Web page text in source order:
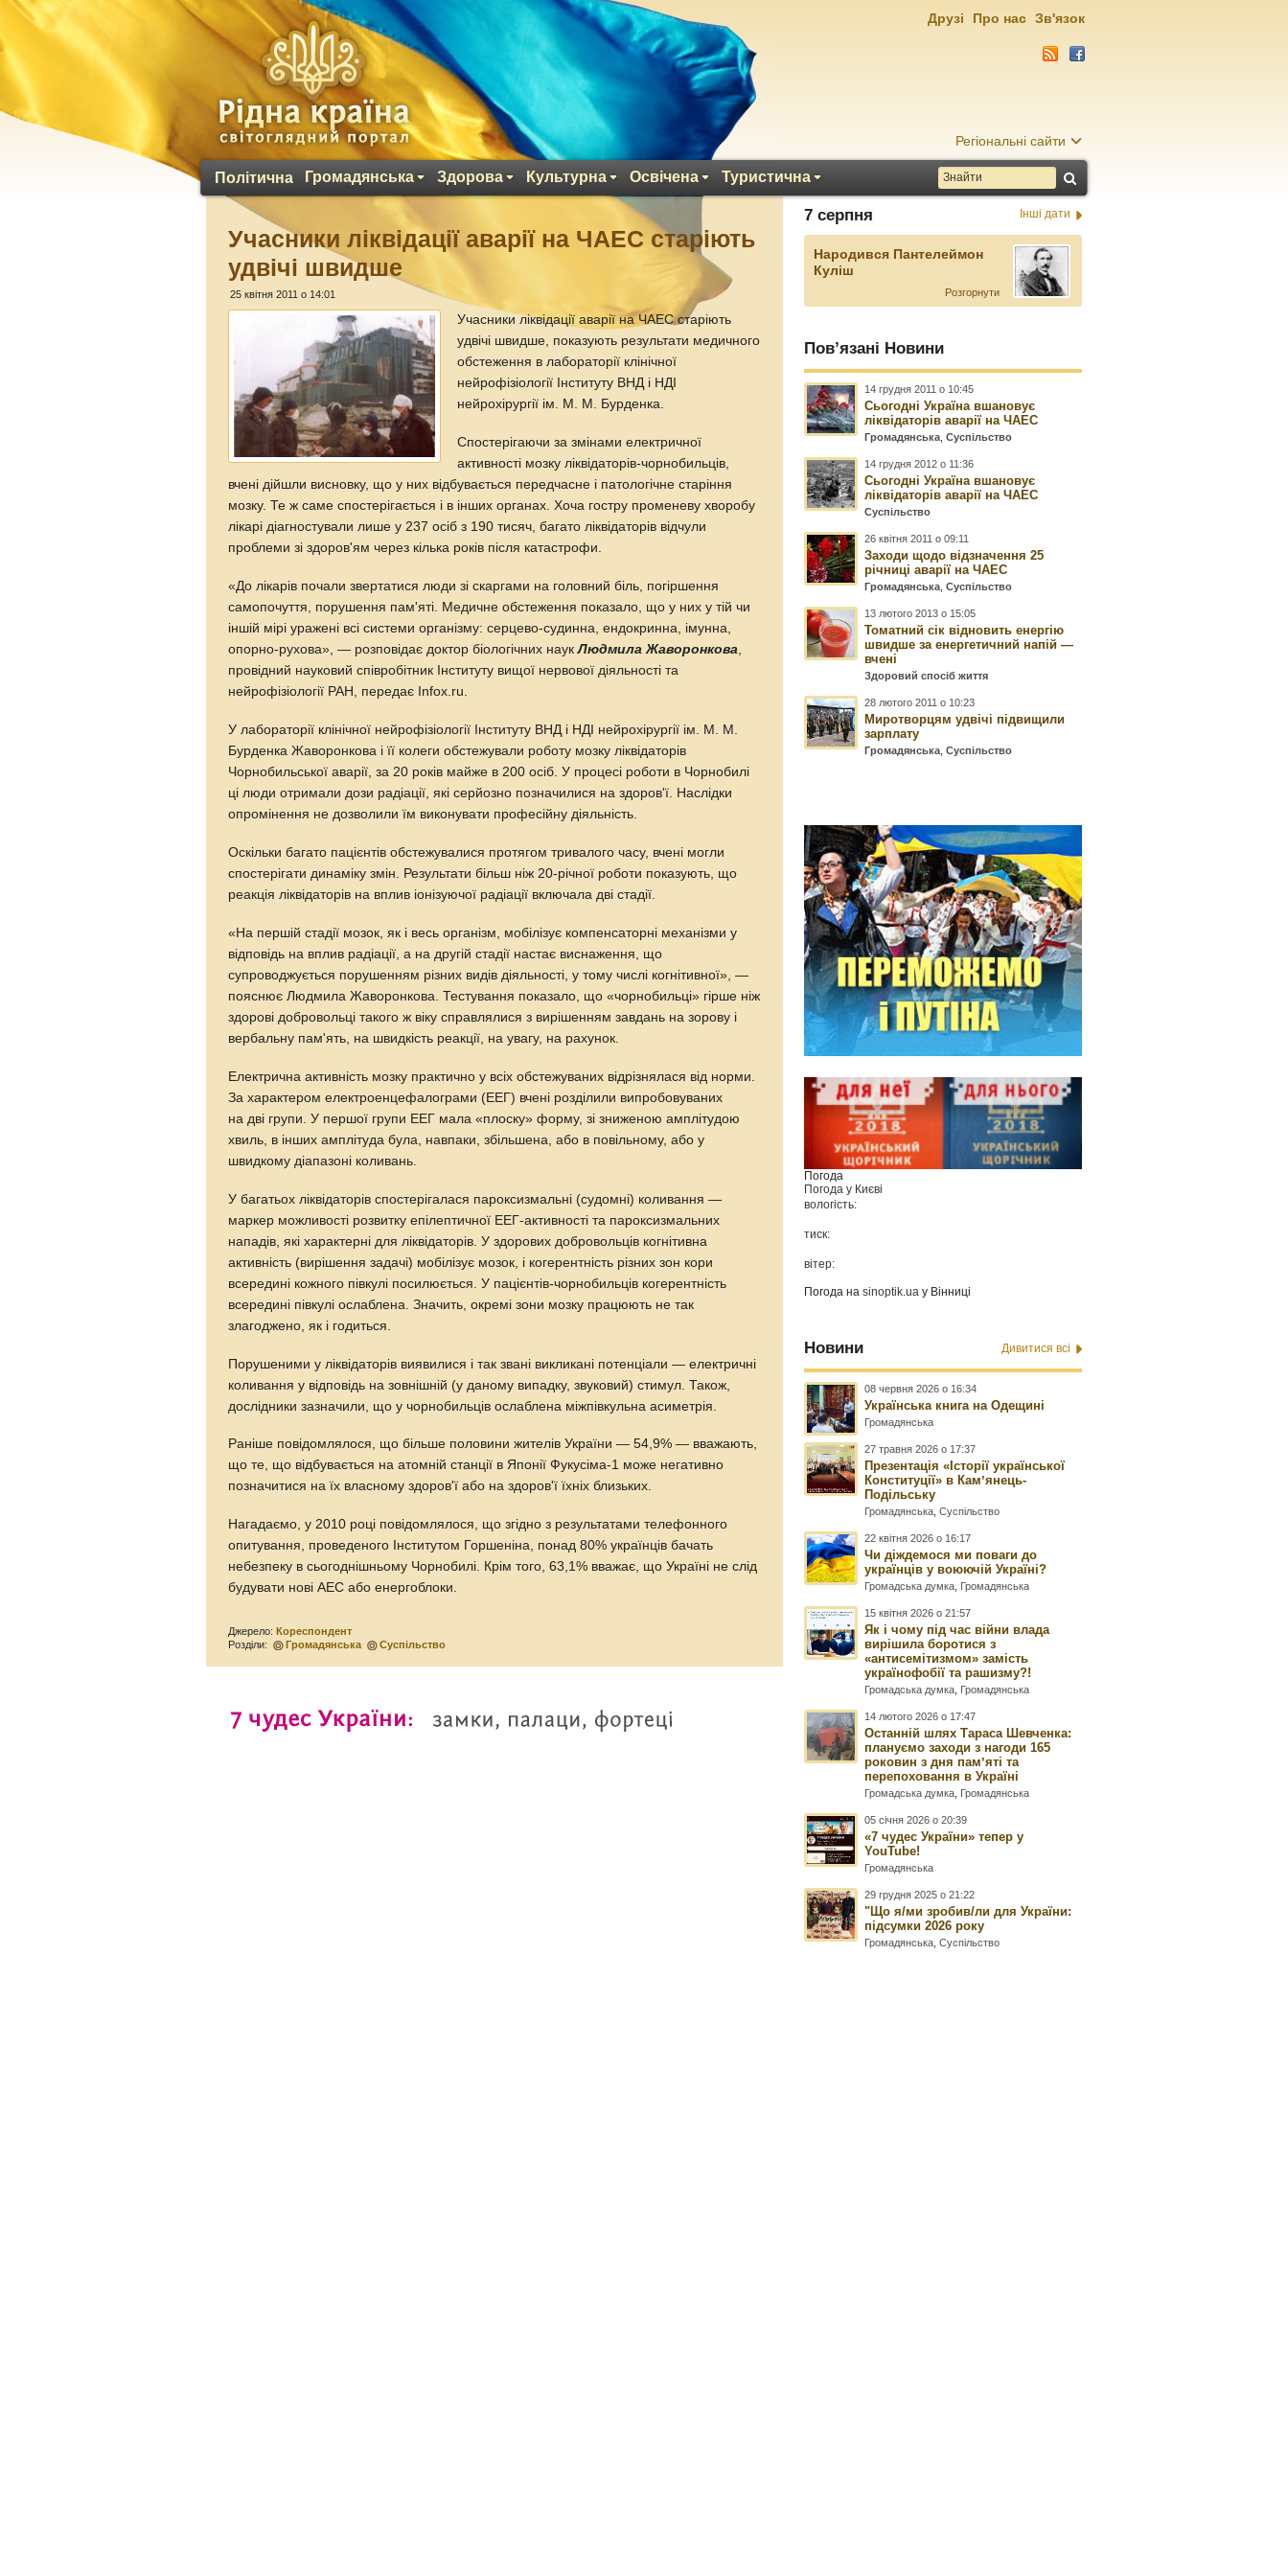
Регіональні сайти
Політична Громадянська Здорова Культурна Освічена Туристична
Друзі Про нас Зв'язок
Учасники ліквідації аварії на ЧАЕС старіють
удвічі швидше
25 квітня 2011 о 14:01
Учасники ліквідації аварії на ЧАЕС старіють
удвічі швидше, показують результати медичного
обстеження в лабораторії клінічної
нейрофізіології Інституту ВНД і НДІ
нейрохірургії ім. М. М. Бурденка.
Спостерігаючи за змінами електричної
активності мозку ліквідаторів-чорнобильців,
вчені дійшли висновку, що у них відбувається передчасне і патологічне старіння
мозку. Те ж саме спостерігається і в інших органах. Хоча гостру променеву хворобу
лікарі діагностували лише у 237 осіб з 190 тисяч, багато ліквідаторів відчули
проблеми зі здоров'ям через кілька років після катастрофи.
«До лікарів почали звертатися люди зі скаргами на головний біль, погіршення
самопочуття, порушення пам'яті. Медичне обстеження показало, що у них у тій чи
іншій мірі уражені всі системи організму: серцево-судинна, ендокринна, імунна,
опорно-рухова», — розповідає доктор біологічних наукЛюдмила Жаворонкова
провідний науковий співробітник Інституту вищої нервової діяльності та
нейрофізіології РАН, передає Infox.ru.
У лабораторії клінічної нейрофізіології Інституту ВНД і НДІ нейрохірургії ім. М. М.
Бурденка Жаворонкова і її колеги обстежували роботу мозку ліквідаторів
Чорнобильської аварії, за 20 років майже в 200 осіб. У процесі роботи в Чорнобилі
ці люди отримали дози радіації, які серйозно позначилися на здоров'ї. Наслідки
опромінення не дозволили їм виконувати професійну діяльність.
Оскільки багато пацієнтів обстежувалися протягом тривалого часу, вчені могли
спостерігати динаміку змін. Результати більш ніж 20-річної роботи показують, що
реакція ліквідаторів на вплив іонізуючої радіації включала дві стадії.
«На першій стадії мозок, як і весь організм, мобілізує компенсаторні механізми у
відповідь на вплив радіації, а на другій стадії настає виснаження, що
супроводжується порушенням різних видів діяльності, у тому числі когнітивної», —
пояснює Людмила Жаворонкова. Тестування показало, що «чорнобильці» гірше ніж
здорові добровольці такого ж віку справлялися з вирішенням завдань на зорову і
вербальну пам'ять, на швидкість реакції, на увагу, на рахунок.
Електрична активність мозку практично у всіх обстежуваних відрізнялася від норми.
За характером електроенцефалограми (ЕЕГ) вчені розділили випробовуваних
на дві групи. У першої групи ЕЕГ мала «плоску» форму, зі зниженою амплітудою
хвиль, в інших амплітуда була, навпаки, збільшена, або в повільному, або у
швидкому діапазоні коливань.
У багатьох ліквідаторів спостерігалася пароксизмальні (судомні) коливання —
маркер можливості розвитку епілептичної ЕЕГ-активності та пароксизмальних
нападів, які характерні для ліквідаторів. У здорових добровольців когнітивна
активність (вирішення задачі) мобілізує мозок, і когерентність різних зон кори
всередині кожного півкулі посилюється. У пацієнтів-чорнобильців когерентність
всередині півкулі ослаблена. Значить, окремі зони мозку працюють не так
злагоджено, як і годиться.
Порушеними у ліквідаторів виявилися і так звані викликані потенціали — електричні
коливання у відповідь на зовнішній (у даному випадку, звуковий) стимул. Також,
дослідники зазначили, що у чорнобильців ослаблена міжпівкульна асиметрія.
Раніше повідомлялося, що більше половини жителів України — 54,9% — вважають,
що те, що відбувається на атомній станції в Японії Фукусіма-1 може негативно
позначитися на їх власному здоров'ї або на здоров'ї їхніх близьких.
Нагадаємо, у 2010 році повідомлялося, що згідно з результатами телефонного
опитування, проведеного Інститутом Горшеніна, понад 80% українців бачать
небезпеку в сьогоднішньому Чорнобилі. Крім того, 63,1% вважає, що Україні не слід
будувати нові АЕС або енергоблоки.
Джерело: Кореспондент
Розділи:
Громадянська Суспільство
7 серпня Інші дати
Народився Пантелеймон
Куліш
Розгорнути
Пов’язані Новини
14 грудня 2011 о 10:45
Сьогодні Україна вшановує
ліквідаторів аварії на ЧАЕС
Громадянська ,Суспільство
14 грудня 2012 о 11:36
Сьогодні Україна вшановує
ліквідаторів аварії на ЧАЕС
Суспільство
26 квітня 2011 о 09:11
Заходи щодо відзначення 25
річниці аварії на ЧАЕС
Громадянська ,Суспільство
13 лютого 2013 о 15:05
Томатний сік відновить енергію
швидше за енергетичний напій —
вчені
Здоровий спосіб життя
28 лютого 2011 о 10:23
Миротворцям удвічі підвищили
зарплату
Громадянська ,Суспільство
Погода
Погода у Києві
вологість:
тиск:
вітер:
Погода наsinoptik.ua у Вінниці
Новини Дивитися всі
08 червня 2026 о 16:34
Українська книга на Одещині
Громадянська
27 травня 2026 о 17:37
Презентація «Історії української
Конституції» в Камʼянець-
Подільську
Громадянська ,Суспільство
22 квітня 2026 о 16:17
Чи діждемося ми поваги до
українців у воюючій Україні?
Громадська думка Громадянська
15 квітня 2026 о 21:57
Як і чому під час війни влада
вирішила боротися з
«антисемітизмом» замість
українофобії та рашизму?!
Громадська думка Громадянська
14 лютого 2026 о 17:47
Останній шлях Тараса Шевченка:
плануємо заходи з нагоди 165
роковин з дня памʼяті та
перепоховання в Україні
Громадська думка Громадянська
05 січня 2026 о 20:39
«7 чудес України» тепер у
YouTube!
Громадянська
29 грудня 2025 о 21:22
"Що я/ми зробив/ли для України:
підсумки 2026 року
Громадянська ,Суспільство